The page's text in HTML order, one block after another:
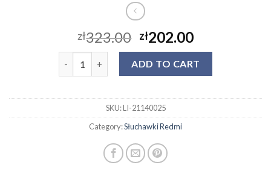
zł323.00 zł202.00
słuchawki redmi quantityADD TO CART
SKU:LI-21140025
Category:Słuchawki Redmi